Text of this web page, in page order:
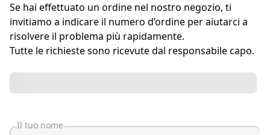
Se hai effettuato un ordine nel nostro negozio, ti
invitiamo a indicare il numero d’ordine per aiutarci a
risolvere il problema più rapidamente.
Tutte le richieste sono ricevute dal responsabile capo.